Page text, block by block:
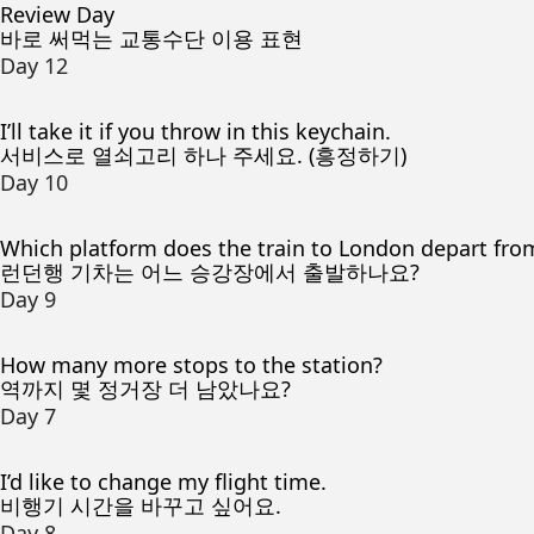
Review Day
바로 써먹는 교통수단 이용 표현
Day 12
I’ll take it if you throw in this keychain.
서비스로 열쇠고리 하나 주세요. (흥정하기)
Day 10
Which platform does the train to London depart
런던행 기차는 어느 승강장에서 출발하나요?
Day 9
How many more stops to the station?
역까지 몇 정거장 더 남았나요?
Day 7
I’d like to change my flight time.
비행기 시간을 바꾸고 싶어요.